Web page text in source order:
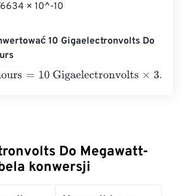
× 10^-10
10 Gigaelectronvolts Do
=10 Gigaelectronvolts×
Do Megawatt-
konwersji